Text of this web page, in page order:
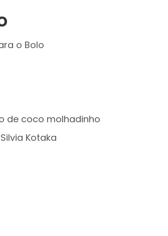
o Bolo
de coco molhadinho
Kotaka